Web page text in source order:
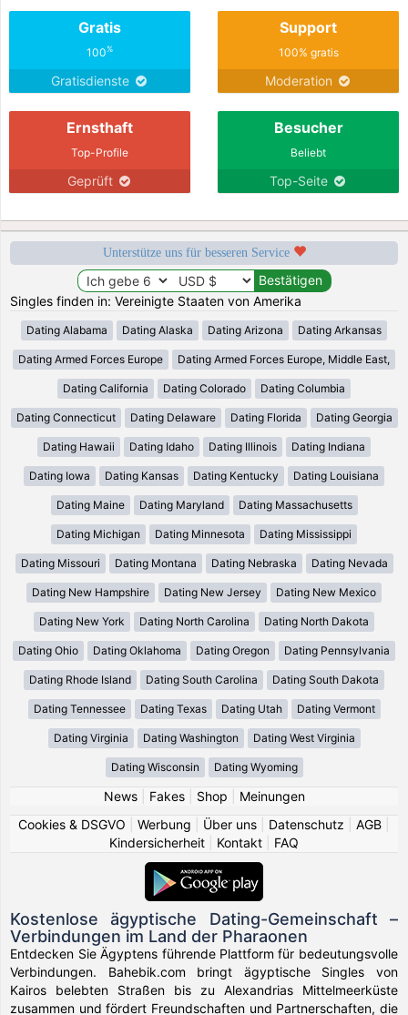
Gratis
100%
Gratisdienste
Support
100% gratis
Moderation
Ernsthaft
Top-Profile
Geprüft
Besucher
Beliebt
Top-Seite
Unterstütze uns für besseren Service
Singles finden in: Vereinigte Staaten von Amerika
Dating Alabama Dating Alaska Dating Arizona Dating Arkansas
Dating Armed Forces Europe Dating Armed Forces Europe, Middle East,
Dating California Dating Colorado Dating Columbia
Dating Connecticut Dating Delaware Dating Florida Dating Georgia
Dating Hawaii Dating Idaho Dating Illinois Dating Indiana
Dating Iowa Dating Kansas Dating Kentucky Dating Louisiana
Dating Maine Dating Maryland Dating Massachusetts
Dating Michigan Dating Minnesota Dating Mississippi
Dating Missouri Dating Montana Dating Nebraska Dating Nevada
Dating New Hampshire Dating New Jersey Dating New Mexico
Dating New York Dating North Carolina Dating North Dakota
Dating Ohio Dating Oklahoma Dating Oregon Dating Pennsylvania
Dating Rhode Island Dating South Carolina Dating South Dakota
Dating Tennessee Dating Texas Dating Utah Dating Vermont
Dating Virginia Dating Washington Dating West Virginia
Dating Wisconsin Dating Wyoming
News| Fakes| Shop
Meinungen
Cookies & DSGVO
Werbung Über uns Datenschutz AGB
Kindersicherheit
Kontakt FAQ
Kostenlose ägyptische Dating-Gemeinschaft –
Verbindungen im Land der Pharaonen
Entdecken Sie Ägyptens führende Plattform für bedeutungsvolle
Verbindungen. Bahebik.com bringt ägyptische Singles von
Kairos belebten Straßen bis zu Alexandrias Mittelmeerküste
zusammen und fördert Freundschaften und Partnerschaften, die